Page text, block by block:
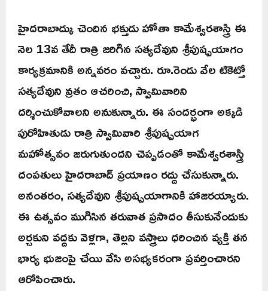
హైదరాబాద్కు చెందిన భక్తుడు హోతా కామేశ్వరశాస్త్రి ఈ
నెల 13వ తేదీ రాత్రి జరిగిన సత్యదేవుని శ్రీపుష్పయాగం
కార్యక్రమానికి అన్నవరం వచ్చారు. రూ.రెండు వేల టికెట్తో
సత్యదేవుని వ్రతం ఆచరించి, స్వామివారిని
దర్శించుకోవాలని అనుకున్నారు. ఈ సందర్భంగా అక్కడి
పురోహితుడు రాత్రి స్వామివారి శ్రీపుష్పయాగ
మహోత్సవం జరుగుతుందని చెప్పడంతో కామేశ్వరశాస్త్రి
దంపతులు హైదరాబాద్ ప్రయాణం రద్దు చేసుకున్నారు.
అనంతరం, సత్యదేవుని శ్రీపుష్పయాగానికి హాజరయ్యారు.
ఈ ఉత్సవం ముగిసిన తరువాత ప్రసాదం తీసుకునేందుకు
అర్చకుని వద్దకు వెళ్లగా, తెల్లని వస్త్రాలు ధరించిన వ్యక్తి తన
భార్య భుజంపై చేయి వేసి అసభ్యకరంగా ప్రవర్తించారని
ఆరోపించారు.